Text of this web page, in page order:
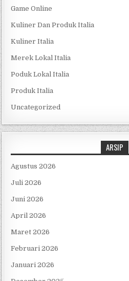
Game Online
Kuliner Dan Produk Italia
Kuliner Italia
Merek Lokal Italia
Poduk Lokal Italia
Produk Italia
Uncategorized
ARSIP
Agustus 2026
Juli 2026
Juni 2026
April 2026
Maret 2026
Februari 2026
Januari 2026